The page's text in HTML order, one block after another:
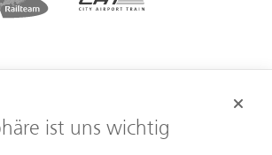
ist uns wichtig